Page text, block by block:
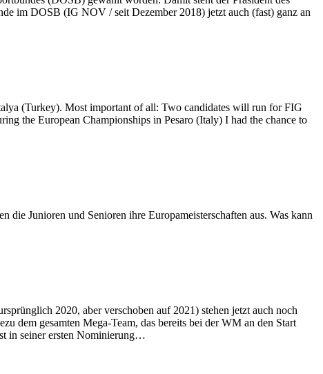
im DOSB (IG NOV / seit Dezember 2018) jetzt auch (fast) ganz an
(Turkey). Most important of all: Two candidates will run for FIG
the European Championships in Pesaro (Italy) I had the chance to
die Junioren und Senioren ihre Europameisterschaften aus. Was kann
2020, aber verschoben auf 2021) stehen jetzt auch noch
dem gesamten Mega-Team, das bereits bei der WM an den Start
in seiner ersten Nominierung…